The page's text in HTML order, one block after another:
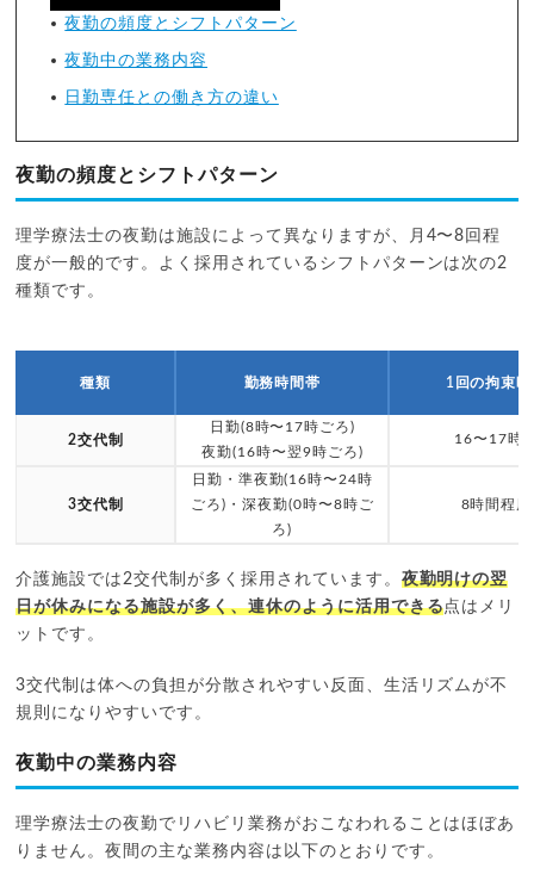
夜勤の頻度とシフトパターン
夜勤中の業務内容
日勤専任との働き方の違い
夜勤の頻度とシフトパターン
理学療法士の夜勤は施設によって異なりますが、月4〜8回程
度が一般的です。よく採用されているシフトパターンは次の2
種類です。
種類 勤務時間帯 1回の拘束
2交代制
日勤(8時〜17時ごろ)
夜勤(16時〜翌9時ごろ)
16〜17時
3交代制
日勤・準夜勤(16時〜24時
ごろ)・深夜勤(0時〜8時ご
ろ)
8時間程度
介護施設では2交代制が多く採用されています。 夜勤明けの翌
日が休みになる施設が多く、連休のように活用できる点はメリ
ットです。
3交代制は体への負担が分散されやすい反面、生活リズムが不
規則になりやすいです。
夜勤中の業務内容
理学療法士の夜勤でリハビリ業務がおこなわれることはほぼあ
りません。夜間の主な業務内容は以下のとおりです。